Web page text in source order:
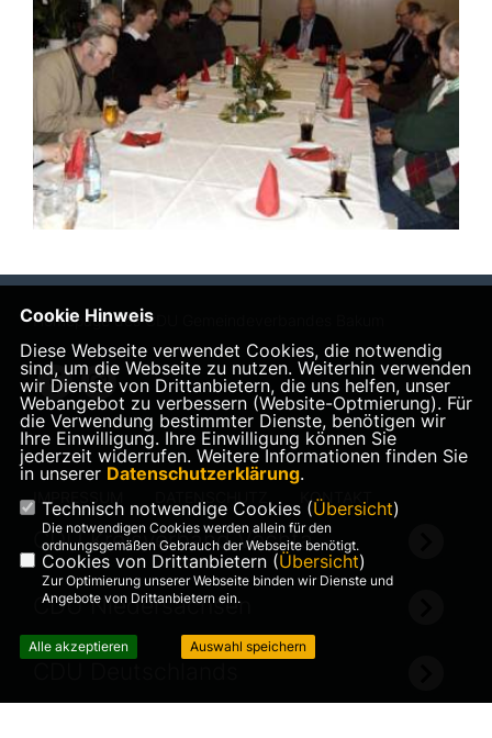
Homepage des CDU Gemeindeverbandes Bakum
IMPRESSUM KONTAKT
CDU Kreisverband Vechta
CDU Niedersachsen
Cookie Hinweis
Diese Webseite verwendet Cookies, die notwendig
sind, um die Webseite zu nutzen. Weiterhin verwenden
wir Dienste von Drittanbietern, die uns helfen, unser
Webangebot zu verbessern (Website-Optmierung). Für
die Verwendung bestimmter Dienste, benötigen wir
Ihre Einwilligung. Ihre Einwilligung können Sie
jederzeit widerrufen. Weitere Informationen finden Sie
in unserer Datenschutzerklärung.
Technisch notwendige Cookies (Übersicht)
Die notwendigen Cookies werden allein für den
ordnungsgemäßen Gebrauch der Webseite benötigt.
Cookies von Drittanbietern (Übersicht)
Zur Optimierung unserer Webseite binden wir Dienste und
Angebote von Drittanbietern ein.
Alle akzeptieren Auswahl speichern